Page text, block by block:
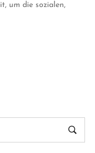
um die sozialen,